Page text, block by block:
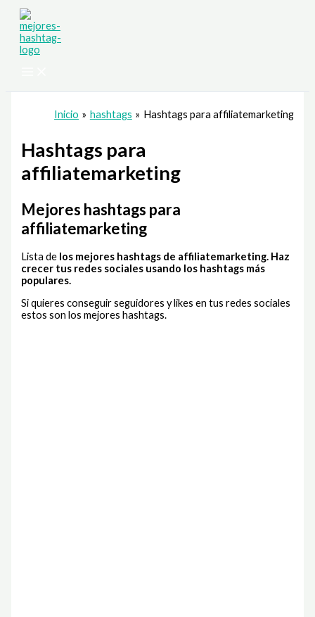
contenido
Inicio hashtags Hashtags para affiliatemarketing
Hashtags para
affiliatemarketing
Mejores hashtags para
affiliatemarketing
Lista de los mejores hashtags de affiliatemarketing. Haz
crecer tus redes sociales usando los hashtags más
populares.
Si quieres conseguir seguidores y likes en tus redes sociales
estos son los mejores hashtags.